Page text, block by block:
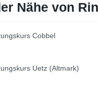
Nähe von
Cobbel
Uetz (Altmark)